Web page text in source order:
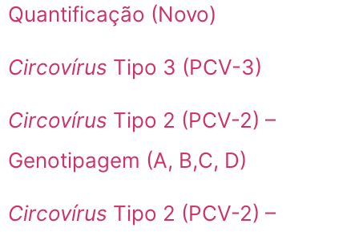
Quantificação (Novo)
Circovírus Tipo 3 (PCV-3)
Circovírus Tipo 2 (PCV-2) –
Genotipagem (A, B,C, D)
Circovírus Tipo 2 (PCV-2) –